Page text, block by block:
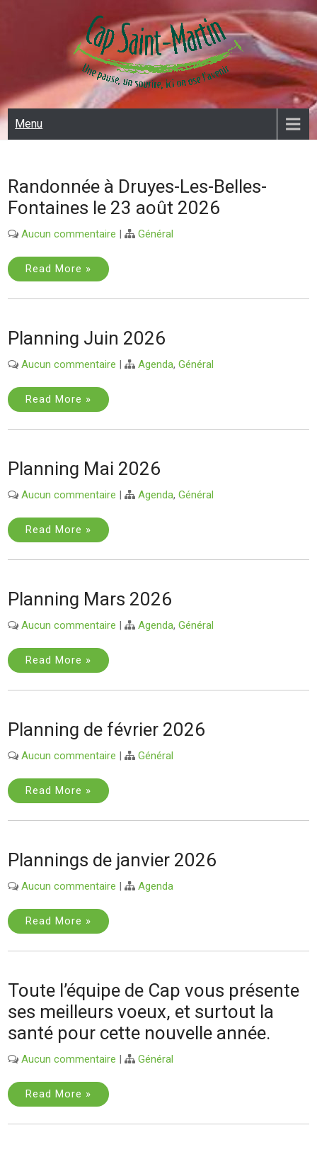
CAP SAINT MARTIN
Menu
Randonnée à Druyes-Les-Belles-
Fontaines le 23 août 2026
Aucun commentaire | Général
Read More »
Planning Juin 2026
Aucun commentaire | Agenda,Général
Read More »
Planning Mai 2026
Aucun commentaire | Agenda,Général
Read More »
Planning Mars 2026
Aucun commentaire | Agenda,Général
Read More »
Planning de février 2026
Aucun commentaire | Général
Read More »
Plannings de janvier 2026
Aucun commentaire | Agenda
Read More »
Toute l’équipe de Cap vous présente
ses meilleurs voeux, et surtout la
santé pour cette nouvelle année.
Aucun commentaire | Général
Read More »